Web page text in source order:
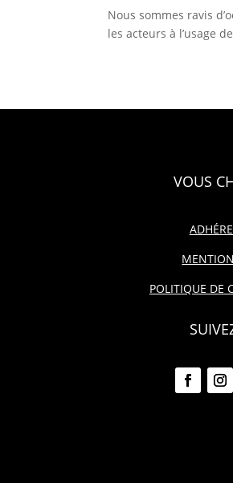
Nous sommes ravis
les acteurs à l’usage
VOUS
POLITIQUE DE